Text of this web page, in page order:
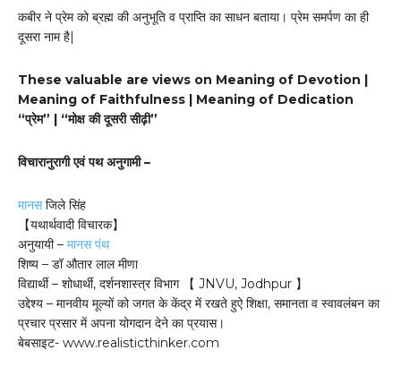
कबीर ने प्रेम को ब्रह्म की अनुभूति व प्राप्ति का साधन बताया। प्रेम समर्पण का ही
दूसरा नाम है|
These valuable are views on Meaning of Devotion |
Meaning of Faithfulness | Meaning of Dedication
“प्रेम” | “मोक्ष की दूसरी सीढ़ी”
विचारानुरागी एवं पथ अनुगामी –
मानसजिले सिंह
【यथार्थवादी विचारक】
अनुयायी – मानस पंथ
शिष्य – डॉ औतार लाल मीणा
विद्यार्थी – शोधार्थी, दर्शनशास्त्र विभाग 【 JNVU, Jodhpur 】
उद्देश्य – मानवीय मूल्यों को जगत के केंद्र में रखते हुऐ शिक्षा, समानता व स्वावलंबन का
प्रचार प्रसार में अपना योगदान देने का प्रयास।
बेबसाइट- www.realisticthinker.com